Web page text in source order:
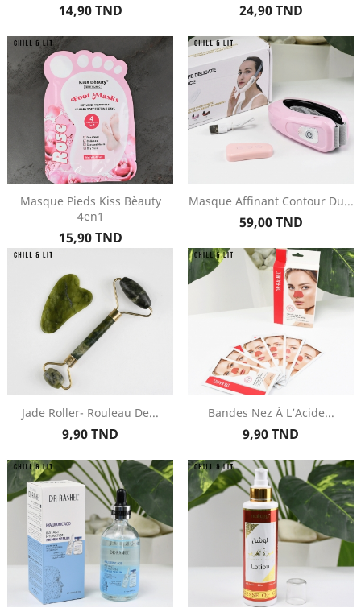
Prix
14,90 TND Prix
24,90 TND
Masque Pieds Kiss Bèauty
4en1
Prix
15,90 TND
Masque Affinant Contour Du...
Prix
59,00 TND
Jade Roller- Rouleau De...
Prix
9,90 TND
Bandes Nez À L’Acide...
Prix
9,90 TND